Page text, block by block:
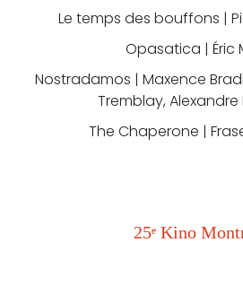
Le temps des bouffons |
Opasatica | Éric
Nostradamos | Maxence
Tremblay,
The Chaperone |
25ᵉ Kino